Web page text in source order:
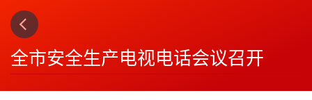
全市安全生产电视电话会议召开